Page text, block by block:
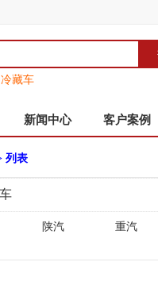
冷藏车
新闻中心 客户案例
列表
陕汽
重汽